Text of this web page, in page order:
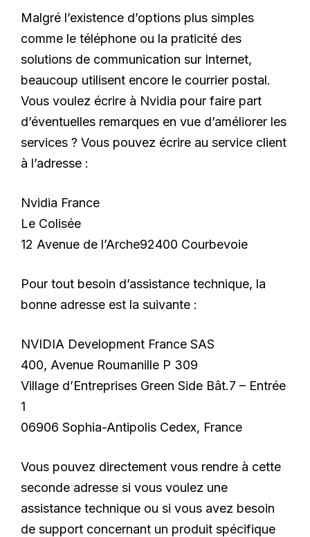
Malgré l’existence d’options plus simples
comme le téléphone ou la praticité des
solutions de communication sur Internet,
beaucoup utilisent encore le courrier postal.
Vous voulez écrire à Nvidia pour faire part
d’éventuelles remarques en vue d’améliorer les
services ? Vous pouvez écrire au service client
à l’adresse :
Nvidia France
Le Colisée
12 Avenue de l’Arche92400 Courbevoie
Pour tout besoin d’assistance technique, la
bonne adresse est la suivante :
NVIDIA Development France SAS
400, Avenue Roumanille P 309
Village d’Entreprises Green Side Bât.7 – Entrée
1
06906 Sophia-Antipolis Cedex, France
Vous pouvez directement vous rendre à cette
seconde adresse si vous voulez une
assistance technique ou si vous avez besoin
de support concernant un produit spécifique